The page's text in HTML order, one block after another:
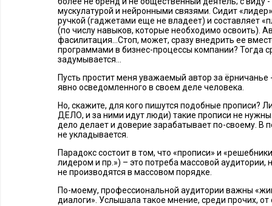
технических программ в бизнес-процессы компании. Для
Все вышеперечисленные навыки нужны современному
члены команды при этом находятся в разных точках мира
только искусственный интеллект и всевидящее око
мускулатурой и нейронными связями. Сидит
ручкой (гаджетами еще не владеет) и составляет
(по числу навыков, которые необходимо освоить).
фасилитация…Стоп, может, сразу внедрить ее
программами в бизнес-процессы компании? Тогда
задумывается…
Пусть простит меня уважаемый автор за ёрничанье
явно осведомленного в своем деле человека.
Но, скажите, для кого пишутся подобные прописи?
ДЕЛО, и за ними идут люди) такие прописи не
дело делает и доверие зарабатывает по-своему. В
не укладывается.
Парадокс состоит в том, что «прописи» и
лидером и пр.») – это потреба массовой
не производятся в массовом порядке.
По-моему, профессиональной аудитории важны
диалоги». Услышала такое мнение, среди прочих, от